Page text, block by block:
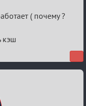
( почему ?
кэш